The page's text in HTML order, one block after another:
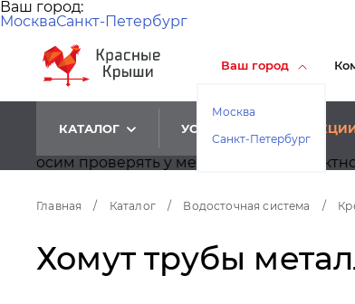
Ваш город:
МоскваСанкт-Петербург
Ваш город
Москва
Санкт-Петербург
КАТАЛОГ УСЛУГИ
проверять у менеджеров корректность цен.
Главная / Каталог / Водосточная система /
Хомут трубы